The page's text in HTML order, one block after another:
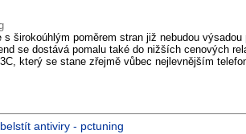
s širokoúhlým poměrem stran již nebudou
se dostává pomalu také do nižších cenových
který se stane zřejmě vůbec nejlevnějším
antiviry - pctuning